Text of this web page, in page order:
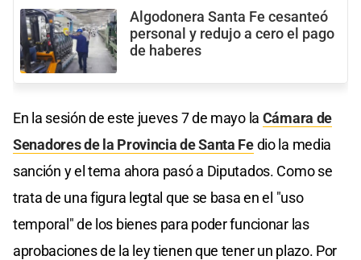
Algodonera Santa Fe cesanteó
personal y redujo a cero el pago
de haberes
En la sesión de este jueves 7 de mayo la Cámara de
Senadores de la Provincia de Santa Fedio la media
sanción y el tema ahora pasó a Diputados. Como se
trata de una figura legtal que se basa en el "uso
temporal" de los bienes para poder funcionar las
aprobaciones de la ley tienen que tener un plazo. Por